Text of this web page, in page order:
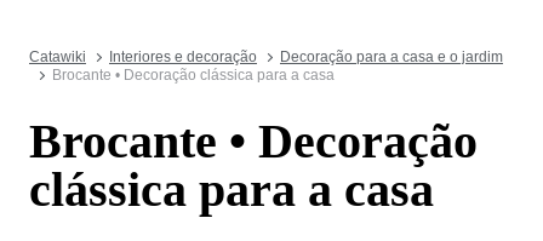
Catawiki Interiores e decoração
Decoração para a casa e o jardim
Brocante • Decoração clássica para a casa
Brocante • Decoração
clássica para a casa